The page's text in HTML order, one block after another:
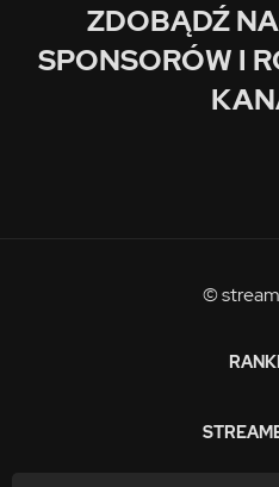
ZDOBĄDŹ
SPONSORÓW I
©